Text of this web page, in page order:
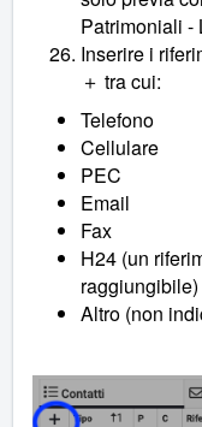
Patrimoniali -
Inserire i
＋ tra cui:
Telefono
Cellulare
PEC
Email
Fax
H24 (un
raggiungibile)
Altro (non